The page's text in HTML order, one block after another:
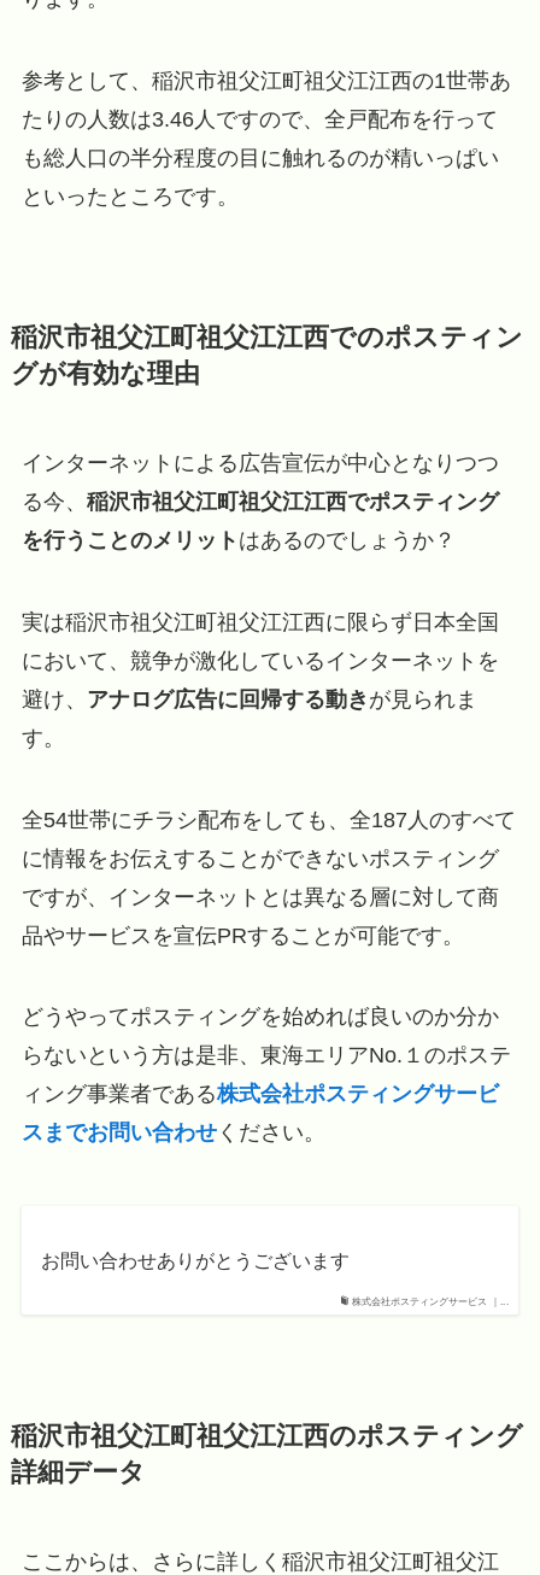
参考として、稲沢市祖父江町祖父江江西の1世帯あ
たりの人数は3.46人ですので、全戸配布を行って
も総人口の半分程度の目に触れるのが精いっぱい
といったところです。
稲沢市祖父江町祖父江江西でのポスティン
グが有効な理由
インターネットによる広告宣伝が中心となりつつ
る今、 稲沢市祖父江町祖父江江西でポスティング
を行うことのメリット はあるのでしょうか？
実は稲沢市祖父江町祖父江江西に限らず日本全国
において、競争が激化しているインターネットを
避け、 アナログ広告に回帰する動き が見られま
す。
全54世帯にチラシ配布をしても、全187人のすべて
に情報をお伝えすることができないポスティング
ですが、インターネットとは異なる層に対して商
品やサービスを宣伝PRすることが可能です。
どうやってポスティングを始めれば良いのか分か
らないという方は是非、東海エリアNo.１のポステ
ィング事業者である株式会社ポスティングサービ
スまでお問い合わせください。
株式会社ポスティングサービス ｜...
お問い合わせありがとうございます
稲沢市祖父江町祖父江江西のポスティング
詳細データ
ここからは、さらに詳しく稲沢市祖父江町祖父江